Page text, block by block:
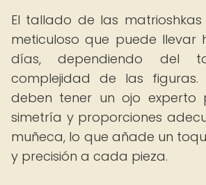
El tallado de las
meticuloso que puede llevar
días, dependiendo del
complejidad de las figuras.
deben tener un ojo
simetría y proporciones
muñeca, lo que añade un
y precisión a cada pieza.